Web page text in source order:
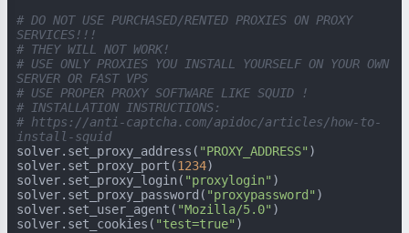
# DO NOT USE PURCHASED/RENTED PROXIES ON PROXY
SERVICES!!!
# THEY WILL NOT WORK!
# USE ONLY PROXIES YOU INSTALL YOURSELF ON YOUR OWN
SERVER OR FAST VPS
# USE PROPER PROXY SOFTWARE LIKE SQUID !
# INSTALLATION INSTRUCTIONS:
# https://anti-captcha.com/apidoc/articles/how-to-
install-squid
solver.set_proxy_address( "PROXY_ADDRESS" )
solver.set_proxy_port(1234)
solver.set_proxy_login( "proxylogin" )
solver.set_proxy_password( "proxypassword" )
solver.set_user_agent( "Mozilla/5.0" )
solver.set_cookies( "test=true" )